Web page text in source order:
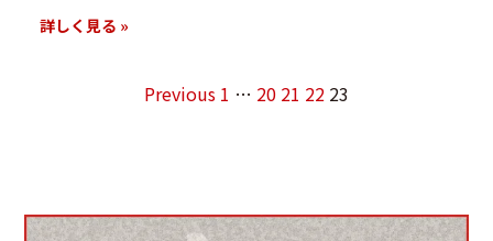
詳しく見る »
Previous 1 … 20 21 22 23